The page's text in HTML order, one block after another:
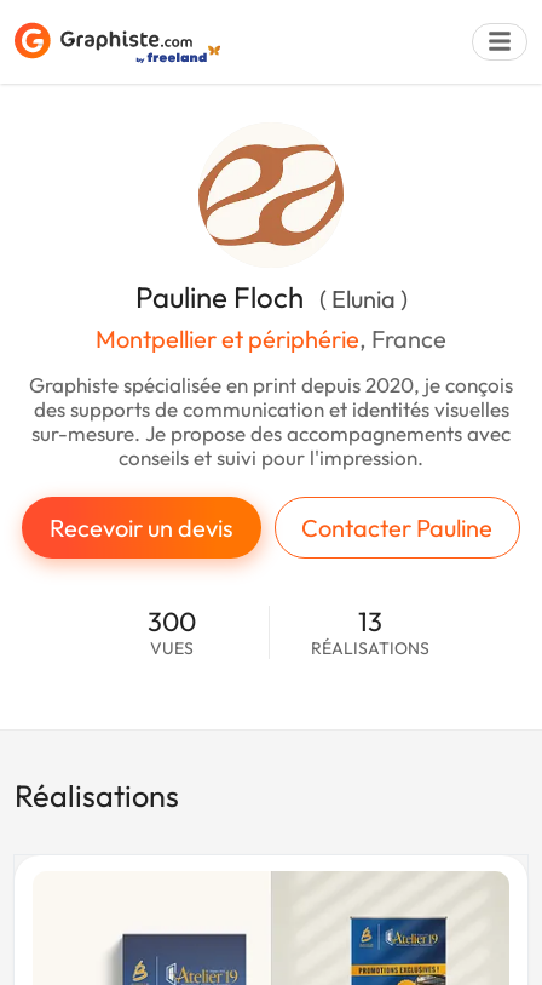
Pauline Floch ( Elunia )
Montpellier et périphérie, France
Graphiste spécialisée en print depuis 2020, je conçois
des supports de communication et identités visuelles
sur-mesure. Je propose des accompagnements avec
conseils et suivi pour l'impression.
Recevoir un devis Contacter Pauline
300
VUES
13
RÉALISATIONS
Réalisations